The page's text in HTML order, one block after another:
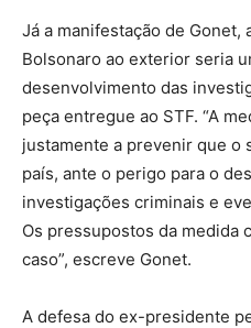
Já a manifestação de Gonet,
Bolsonaro ao exterior seria
desenvolvimento das
peça entregue ao STF. “A
justamente a prevenir que o
país, ante o perigo para o
investigações criminais e
Os pressupostos da medida
caso”, escreve Gonet.
A defesa do ex-presidente